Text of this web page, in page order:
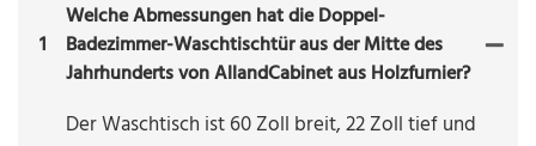
1
Welche Abmessungen hat die Doppel-
Badezimmer-Waschtischtür aus der Mitte des
Jahrhunderts von AllandCabinet aus Holzfurnier?
Der Waschtisch ist 60 Zoll breit, 22 Zoll tief und